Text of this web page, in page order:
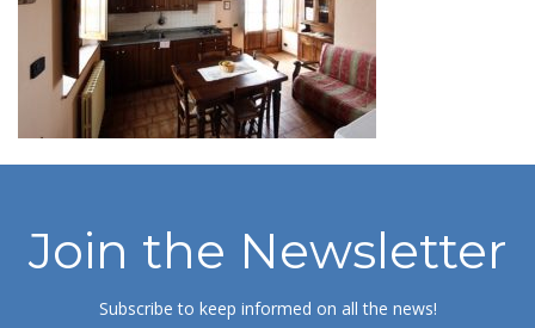
Join the Newsletter
Subscribe to keep informed on all the news!